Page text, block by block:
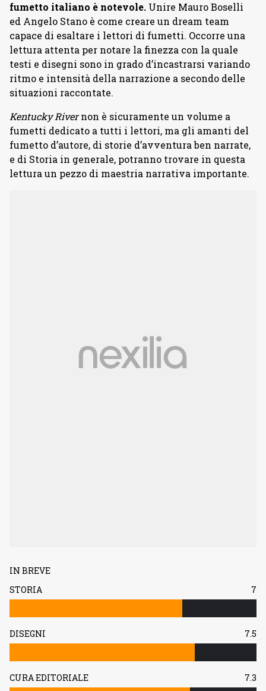
fumetto italiano è notevole. Unire Mauro Boselli
ed Angelo Stano è come creare un dream team
capace di esaltare i lettori di fumetti. Occorre una
lettura attenta per notare la finezza con la quale
testi e disegni sono in grado d’incastrarsi variando
ritmo e intensità della narrazione a secondo delle
situazioni raccontate.
Kentucky Rivernon è sicuramente un volume a
fumetti dedicato a tutti i lettori, ma gli amanti del
fumetto d’autore, di storie d’avventura ben narrate,
e di Storia in generale, potranno trovare in questa
lettura un pezzo di maestria narrativa importante.
IN BREVE
STORIA
7
DISEGNI 7.5
CURA EDITORIALE 7.3